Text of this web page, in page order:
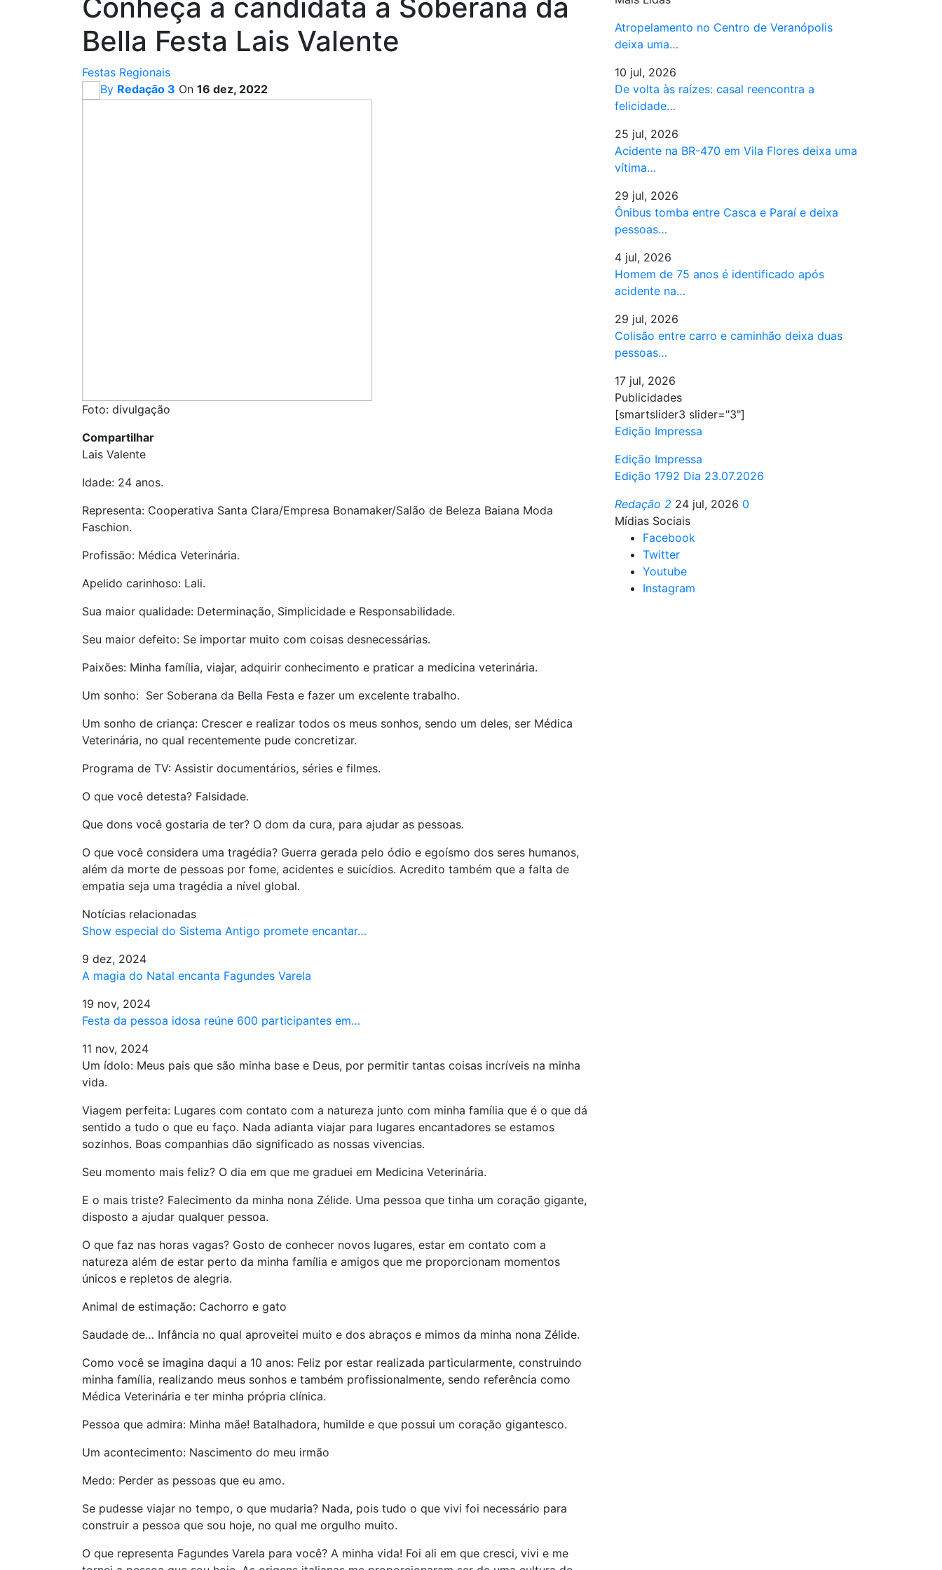
Conheça a candidata a Soberana da
Bella Festa Lais Valente
Festas Regionais
By Redação 3 On 16 dez, 2022
Foto: divulgação
Compartilhar
Lais Valente
Idade: 24 anos.
Representa: Cooperativa Santa Clara/Empresa Bonamaker/Salão de Beleza Baiana Moda
Faschion.
Profissão: Médica Veterinária.
Apelido carinhoso: Lali.
Sua maior qualidade: Determinação, Simplicidade e Responsabilidade.
Seu maior defeito: Se importar muito com coisas desnecessárias.
Paixões: Minha família, viajar, adquirir conhecimento e praticar a medicina veterinária.
Um sonho: Ser Soberana da Bella Festa e fazer um excelente trabalho.
Um sonho de criança: Crescer e realizar todos os meus sonhos, sendo um deles, ser Médica
Veterinária, no qual recentemente pude concretizar.
Programa de TV: Assistir documentários, séries e filmes.
O que você detesta? Falsidade.
Que dons você gostaria de ter? O dom da cura, para ajudar as pessoas.
O que você considera uma tragédia? Guerra gerada pelo ódio e egoísmo dos seres humanos,
além da morte de pessoas por fome, acidentes e suicídios. Acredito também que a falta de
empatia seja uma tragédia a nível global.
Notícias relacionadas
Show especial do Sistema Antigo promete encantar…
9 dez, 2024
A magia do Natal encanta Fagundes Varela
19 nov, 2024
Festa da pessoa idosa reúne 600 participantes em…
11 nov, 2024
Um ídolo: Meus pais que são minha base e Deus, por permitir tantas coisas incríveis na minha
vida.
Viagem perfeita: Lugares com contato com a natureza junto com minha família que é o que dá
sentido a tudo o que eu faço. Nada adianta viajar para lugares encantadores se estamos
sozinhos. Boas companhias dão significado as nossas vivencias.
Seu momento mais feliz? O dia em que me graduei em Medicina Veterinária.
E o mais triste? Falecimento da minha nona Zélide. Uma pessoa que tinha um coração gigante,
disposto a ajudar qualquer pessoa.
O que faz nas horas vagas? Gosto de conhecer novos lugares, estar em contato com a
natureza além de estar perto da minha família e amigos que me proporcionam momentos
únicos e repletos de alegria.
Animal de estimação: Cachorro e gato
Saudade de… Infância no qual aproveitei muito e dos abraços e mimos da minha nona Zélide.
Como você se imagina daqui a 10 anos: Feliz por estar realizada particularmente, construindo
minha família, realizando meus sonhos e também profissionalmente, sendo referência como
Médica Veterinária e ter minha própria clínica.
Pessoa que admira: Minha mãe! Batalhadora, humilde e que possui um coração gigantesco.
Um acontecimento: Nascimento do meu irmão
Medo: Perder as pessoas que eu amo.
Se pudesse viajar no tempo, o que mudaria? Nada, pois tudo o que vivi foi necessário para
construir a pessoa que sou hoje, no qual me orgulho muito.
O que representa Fagundes Varela para você? A minha vida! Foi ali em que cresci, vivi e me
Atropelamento no Centro de Veranópolis
deixa uma…
10 jul, 2026
De volta às raízes: casal reencontra a
felicidade…
25 jul, 2026
Acidente na BR-470 em Vila Flores deixa uma
vítima…
29 jul, 2026
Ônibus tomba entre Casca e Paraí e deixa
pessoas…
4 jul, 2026
Homem de 75 anos é identificado após
acidente na…
29 jul, 2026
Colisão entre carro e caminhão deixa duas
pessoas…
17 jul, 2026
Publicidades
[smartslider3 slider="3"]
Edição Impressa
Edição Impressa
Edição 1792 Dia 23.07.2026
Redação 2 24 jul, 2026 0
Mídias Sociais
Facebook
Twitter
Youtube
Instagram